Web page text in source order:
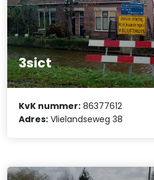
3sict
KvK nummer: 86377612
Adres: Vlielandseweg 38